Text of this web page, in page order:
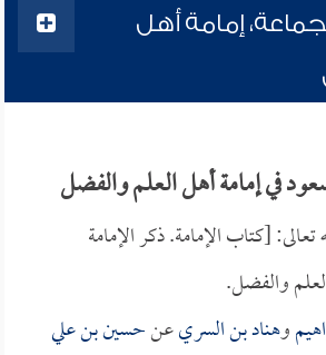
إمامة أهل
في إمامة أهل العلم والفضل
[كتاب الإمامة. ذكر الإمامة
والفضل.
وهناد بن السريعنحسين بن علي